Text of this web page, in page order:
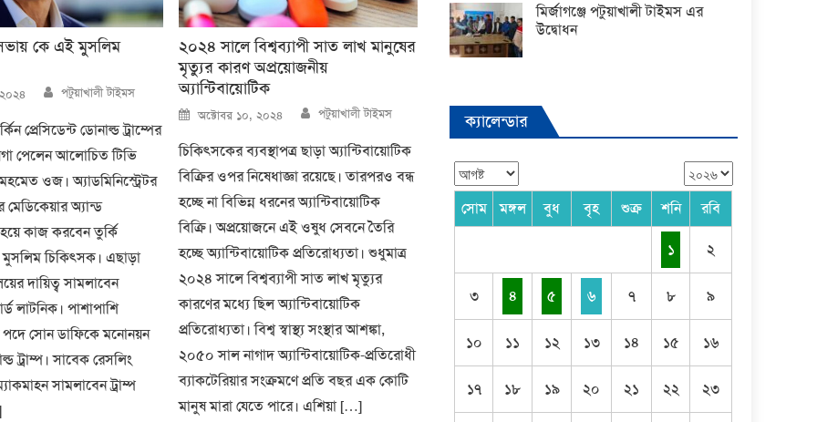
কে এই মুসলিম
Author
পটুয়াখালী টাইমস
প্রেসিডেন্ট ডোনাল্ড ট্রাম্পের
পেলেন আলোচিত টিভি
ওজ। অ্যাডমিনিস্ট্রেটর
মেডিকেয়ার অ্যান্ড
কাজ করবেন তুর্কি
চিকিৎসক। এছাড়া
দায়িত্ব সামলাবেন
লাটনিক। পাশাপাশি
পদে সোন ডাফিকে মনোনয়ন
ট্রাম্প। সাবেক রেসলিং
সামলাবেন ট্রাম্প
২০২৪ সালে বিশ্বব্যাপী সাত লাখ মানুষের
মৃত্যুর কারণ অপ্রয়োজনীয়
অ্যান্টিবায়োটিক
Posted
on
অক্টোবর ১০, ২০২৪ Author
পটুয়াখালী টাইমস
চিকিৎসকের ব্যবস্থাপত্র ছাড়া অ্যান্টিবায়োটিক
বিক্রির ওপর নিষেধাজ্ঞা রয়েছে। তারপরও বন্ধ
হচ্ছে না বিভিন্ন ধরনের অ্যান্টিবায়োটিক
বিক্রি। অপ্রয়োজনে এই ওষুধ সেবনে তৈরি
হচ্ছে অ্যান্টিবায়োটিক প্রতিরোধ্যতা। শুধুমাত্র
২০২৪ সালে বিশ্বব্যাপী সাত লাখ মৃত্যুর
কারণের মধ্যে ছিল অ্যান্টিবায়োটিক
প্রতিরোধ্যতা। বিশ্ব স্বাস্থ্য সংস্থার আশঙ্কা,
২০৫০ সাল নাগাদ অ্যান্টিবায়োটিক-প্রতিরোধী
ব্যাকটেরিয়ার সংক্রমণে প্রতি বছর এক কোটি
মানুষ মারা যেতে পারে। এশিয়া […]
মির্জাগঞ্জে পটুয়াখালী টাইমস এর
উদ্বোধন
ক্যালেন্ডার
সোম মঙ্গল বুধ বৃহ শুক্র শনি রবি
১ ২
৩ ৪ ৫ ৬ ৭ ৮ ৯
১০ ১১ ১২ ১৩ ১৪ ১৫ ১৬
১৭ ১৮ ১৯ ২০ ২১ ২২ ২৩